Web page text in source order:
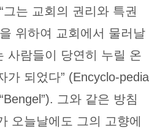
는 교회의 권리와 특권
위하여 교회에서 물러날
사람들이 당연히 누릴 온
가 되었다” (Encyclo-pedia
그와 같은 방침
오늘날에도 그의 고향에